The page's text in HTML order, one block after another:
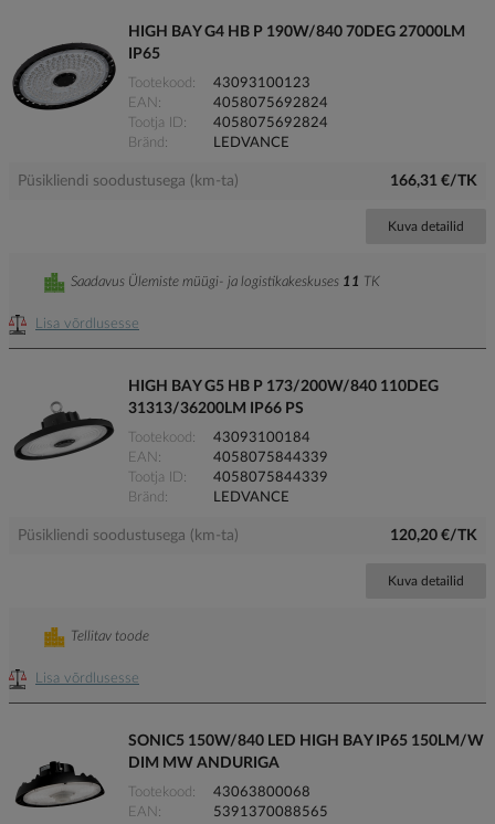
HIGH BAY G4 HB P 190W/840 70DEG 27000LM
IP65
Tootekood
43093100123
EAN
4058075692824
Tootja ID
4058075692824
Bränd
LEDVANCE
Püsikliendi soodustusega (km-ta) 166,31 €/TK
Kuva detailid
Lisa võrdlusesse
Saadavus Ülemiste müügi- ja logistikakeskuses 11 TK
HIGH BAY G5 HB P 173/200W/840 110DEG
31313/36200LM IP66 PS
Tootekood
43093100184
EAN
4058075844339
Tootja ID
4058075844339
Bränd
LEDVANCE
Püsikliendi soodustusega (km-ta) 120,20 €/TK
Kuva detailid
Lisa võrdlusesse
Tellitav toode
SONIC5 150W/840 LED HIGH BAY IP65 150LM/W
DIM MW ANDURIGA
Tootekood
43063800068
EAN
5391370088565